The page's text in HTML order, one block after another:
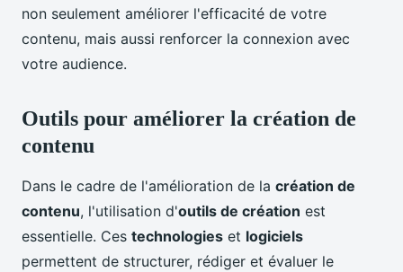
non seulement améliorer l'efficacité de votre
contenu, mais aussi renforcer la connexion avec
votre audience.
Outils pour améliorer la création de
contenu
Dans le cadre de l'amélioration de la création de
contenu, l'utilisation d'outils de création est
essentielle. Ces technologies et logiciels
permettent de structurer, rédiger et évaluer le